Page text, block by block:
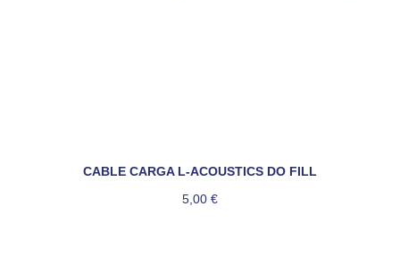
CABLE CARGA L-ACOUSTICS DO FILL
5,00 €